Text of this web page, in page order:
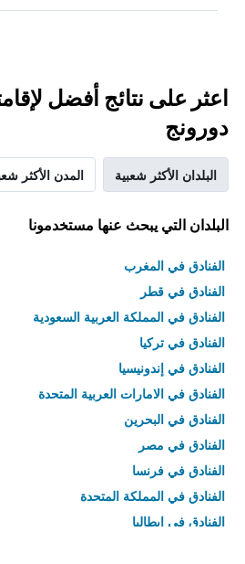
اعثر على نتائج أفضل
دورونج
البلدان الأكثر شعبية المدن الأكثر
البلدان التي يبحث عنها مستخدمونا
الفنادق في المغرب
الفنادق في قطر
الفنادق في المملكة العربية السعودية
الفنادق في تركيا
الفنادق في إندونيسيا
الفنادق في الامارات العربية المتحدة
الفنادق في البحرين
الفنادق في مصر
الفنادق في فرنسا
الفنادق في المملكة المتحدة
الفنادق في إيطاليا